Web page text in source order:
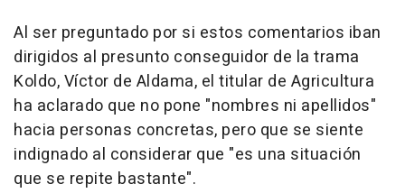
Al ser preguntado por si estos comentarios iban
dirigidos al presunto conseguidor de la trama
Koldo, Víctor de Aldama, el titular de Agricultura
ha aclarado que no pone "nombres ni apellidos"
hacia personas concretas, pero que se siente
indignado al considerar que "es una situación
que se repite bastante".